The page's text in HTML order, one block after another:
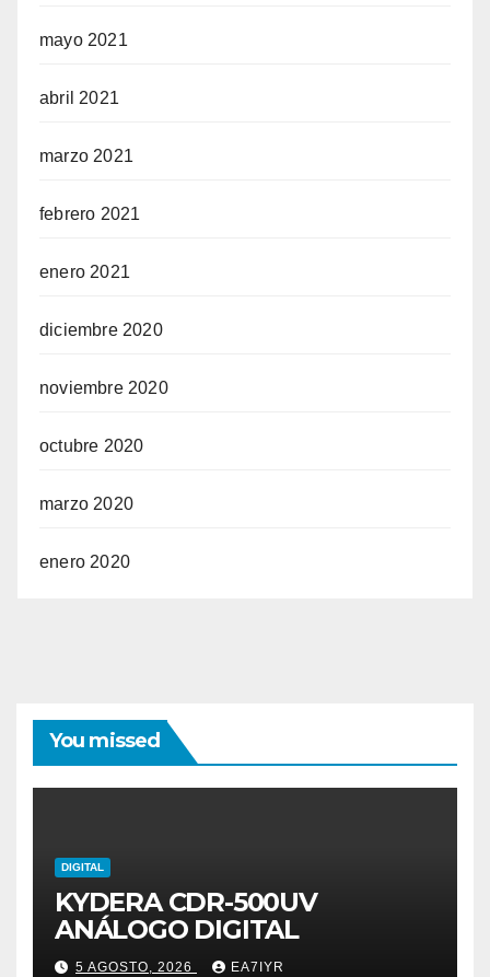
mayo 2021
abril 2021
marzo 2021
febrero 2021
enero 2021
diciembre 2020
noviembre 2020
octubre 2020
marzo 2020
enero 2020
You missed
DIGITAL
KYDERA CDR-500UV
ANÁLOGO DIGITAL
5 AGOSTO, 2026 EA7IYR